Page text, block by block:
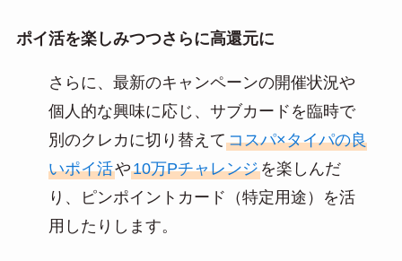
ポイ活を楽しみつつさらに高還元に
さらに、最新のキャンペーンの開催状況や
個人的な興味に応じ、サブカードを臨時で
別のクレカに切り替えてコスパ×タイパの良
いポイ活や10万Pチャレンジを楽しんだ
り、ピンポイントカード（特定用途）を活
用したりします。